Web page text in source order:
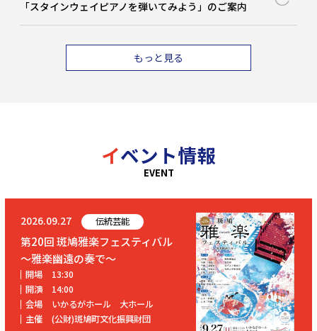
「スタインウェイピアノを弾いてみよう」のご案内
もっと見る
イベント情報
EVENT
2026.09.27 伝統芸能
第20回 斑鳩雅楽フェスティバル
～雅楽幽遠の奏で～
開場
13:30
開演
14:00
会場
いかるがホール 大ホール
主催
(公財)斑鳩町文化振興財団